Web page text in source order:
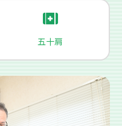
五十肩